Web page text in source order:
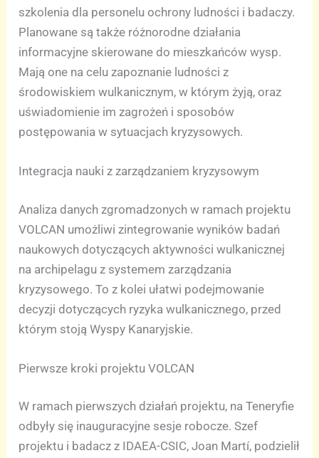
szkolenia dla personelu ochrony ludności i badaczy.
Planowane są także różnorodne działania
informacyjne skierowane do mieszkańców wysp.
Mają one na celu zapoznanie ludności z
środowiskiem wulkanicznym, w którym żyją, oraz
uświadomienie im zagrożeń i sposobów
postępowania w sytuacjach kryzysowych.
Integracja nauki z zarządzaniem kryzysowym
Analiza danych zgromadzonych w ramach projektu
VOLCAN umożliwi zintegrowanie wyników badań
naukowych dotyczących aktywności wulkanicznej
na archipelagu z systemem zarządzania
kryzysowego. To z kolei ułatwi podejmowanie
decyzji dotyczących ryzyka wulkanicznego, przed
którym stoją Wyspy Kanaryjskie.
Pierwsze kroki projektu VOLCAN
W ramach pierwszych działań projektu, na Teneryfie
odbyły się inauguracyjne sesje robocze. Szef
projektu i badacz z IDAEA-CSIC, Joan Martí, podzielił